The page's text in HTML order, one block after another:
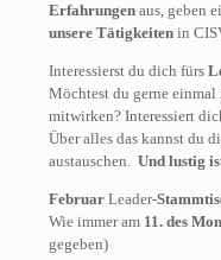
Erfahrungen aus, geben
unsere Tätigkeiten in
Interessierst du dich fürs
Möchtest du gerne einmal
mitwirken? Interessiert
Über alles das kannst du
austauschen. Und lustig
Februar Leader-
Wie immer am 11. des
gegeben)